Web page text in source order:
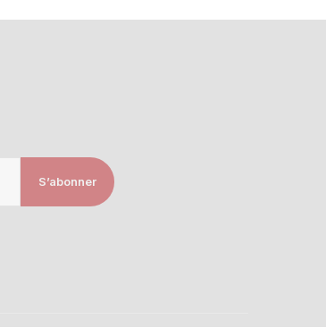
S’abonner